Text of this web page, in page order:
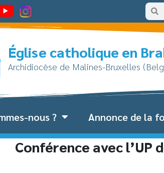
Église catholique en
Archidiocèse de Malines-Bruxelles
nous ? Annonce de la
Conférence avec l’UP